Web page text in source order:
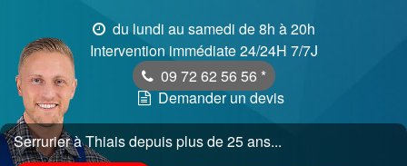
du lundi au samedi de 8h à 20h
Intervention immédiate 24/24H 7/7J
09 72 62 56 56 *
Demander un devis
Serrurier à Thiais depuis plus de 25 ans...